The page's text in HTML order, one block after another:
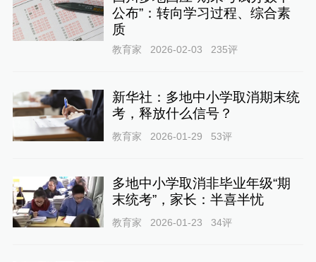
公布”：转向学习过程、综合素
质
教育家 2026-02-03 235评
新华社：多地中小学取消期末统
考，释放什么信号？
教育家 2026-01-29 53评
多地中小学取消非毕业年级“期
末统考”，家长：半喜半忧
教育家 2026-01-23 34评